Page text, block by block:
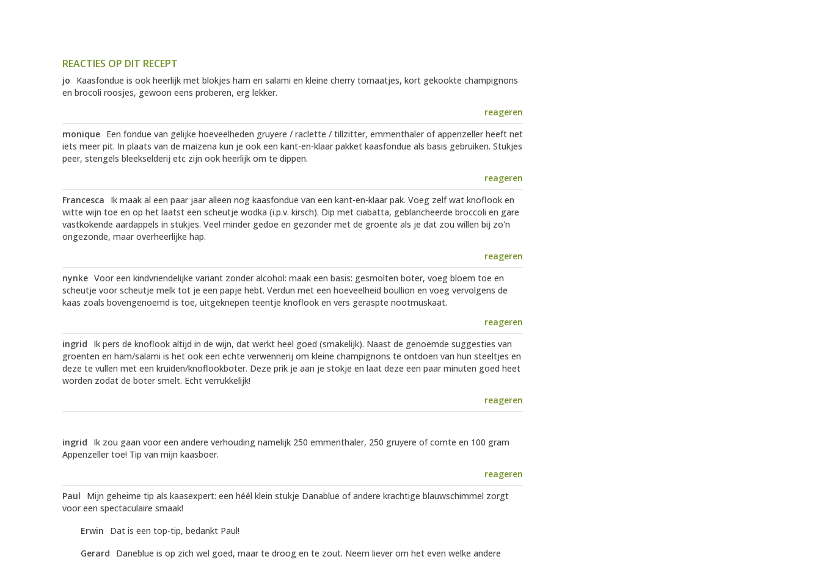
REACTIES OP DIT RECEPT
jo
Kaasfondue is ook heerlijk met blokjes ham en salami en kleine cherry tomaatjes, kort gekookte champignons
en brocoli roosjes, gewoon eens proberen, erg lekker.
reageren
monique Een fondue van gelijke hoeveelheden gruyere / raclette / tillzitter, emmenthaler of appenzeller heeft net
iets meer pit. In plaats van de maizena kun je ook een kant-en-klaar pakket kaasfondue als basis gebruiken. Stukjes
peer, stengels bleekselderij etc zijn ook heerlijk om te dippen.
reageren
Francesca
Ik maak al een paar jaar alleen nog kaasfondue van een kant-en-klaar pak. Voeg zelf wat knoflook en
witte wijn toe en op het laatst een scheutje wodka (i.p.v. kirsch). Dip met ciabatta, geblancheerde broccoli en gare
vastkokende aardappels in stukjes. Veel minder gedoe en gezonder met de groente als je dat zou willen bij zo'n
ongezonde, maar overheerlijke hap.
reageren
nynke Voor een kindvriendelijke variant zonder alcohol: maak een basis: gesmolten boter, voeg bloem toe en
scheutje voor scheutje melk tot je een papje hebt. Verdun met een hoeveelheid boullion en voeg vervolgens de
kaas zoals bovengenoemd is toe, uitgeknepen teentje knoflook en vers geraspte nootmuskaat.
reageren
ingrid
Ik pers de knoflook altijd in de wijn, dat werkt heel goed (smakelijk). Naast de genoemde suggesties van
groenten en ham/salami is het ook een echte verwennerij om kleine champignons te ontdoen van hun steeltjes en
deze te vullen met een kruiden/knoflookboter. Deze prik je aan je stokje en laat deze een paar minuten goed heet
worden zodat de boter smelt. Echt verrukkelijk!
reageren
ingrid
Ik zou gaan voor een andere verhouding namelijk 250 emmenthaler, 250 gruyere of comte en 100 gram
Appenzeller toe! Tip van mijn kaasboer.
reageren
Paul
Mijn geheime tip als kaasexpert: een héél klein stukje Danablue of andere krachtige blauwschimmel zorgt
voor een spectaculaire smaak!
Erwin
Dat is een top-tip, bedankt Paul!
Gerard
Daneblue is op zich wel goed, maar te droog en te zout. Neem liever om het even welke andere